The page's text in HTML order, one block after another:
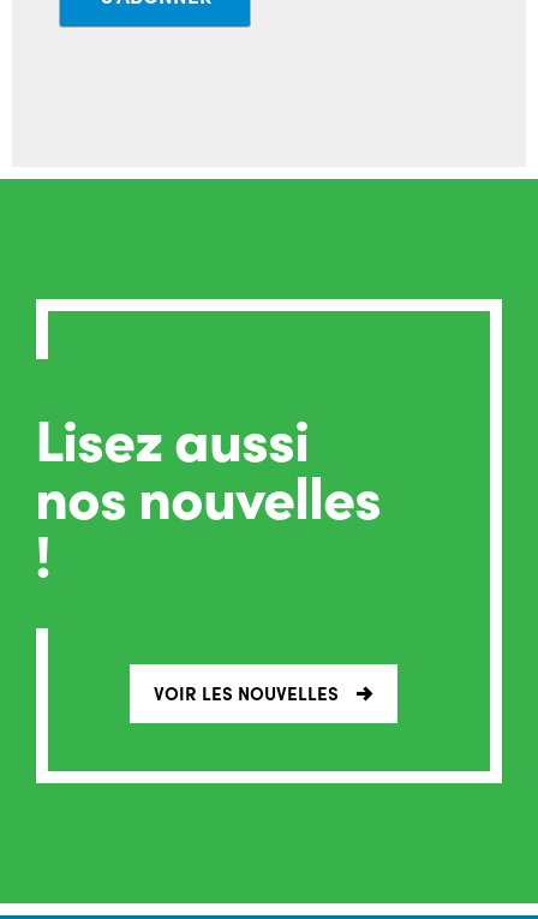
Lisez aussi
nos nouvelles
!
VOIR LES NOUVELLES